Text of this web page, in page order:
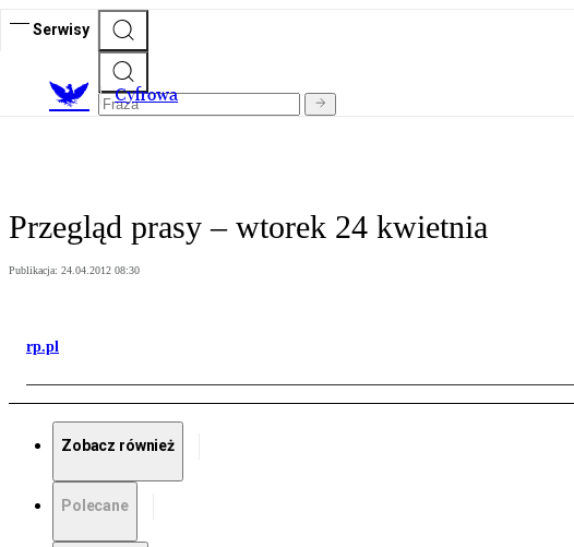
Serwisy
Cyfrowa
Przegląd prasy – wtorek 24 kwietnia
Publikacja: 24.04.2012 08:30
rp.pl
Zobacz również
Polecane